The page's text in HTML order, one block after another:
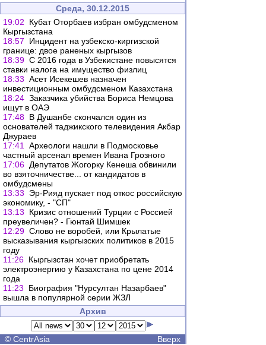
Среда, 30.12.2015
19:02
Кубат Оторбаев избран омбудсменом
Кыргызстана
18:57
Инцидент на узбекско-киргизской
границе: двое раненых кыргызов
18:39 С 2016 года в Узбекистане повысятся
ставки налога на имущество физлиц
18:33 Асет Исекешев назначен
инвестиционным омбудсменом Казахстана
18:24 Заказчика убийства Бориса Немцова
ищут в ОАЭ
17:48 В Душанбе скончался один из
основателей таджикского телевидения Акбар
Джураев
17:41
Археологи нашли в Подмосковье
частный арсенал времен Ивана Грозного
17:06 Депутатов Жогорку Кенеша обвинили
во взяточничестве... от кандидатов в
омбудсмены
13:33
Эр-Рияд пускает под откос российскую
экономику, - "СП"
13:13
Кризис отношений Турции с Россией
преувеличен? - Гюнтай Шимшек
12:29 Слово не воробей, или Крылатые
высказывания кыргызских политиков в 2015
году
11:26 Кыргызстан хочет приобретать
электроэнергию у Казахстана по цене 2014
года
11:23
Биография "Нурсултан Назарбаев"
вышла в популярной серии ЖЗЛ
Архив
© CentrAsia Вверх